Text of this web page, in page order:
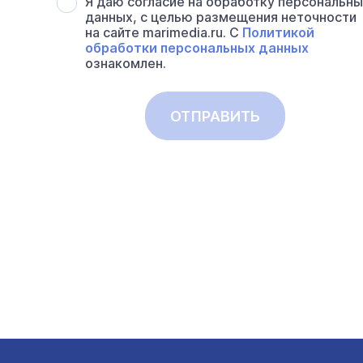
данных, с целью размещения неточности
на сайте marimedia.ru. С Политикой
обработки персональных данных
ознакомлен.
ОТПРАВИТЬ